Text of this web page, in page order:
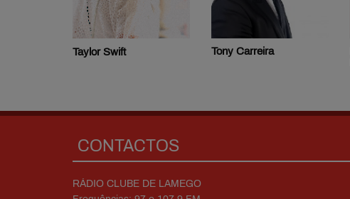
Taylor Swift Tony Carreira
CONTACTOS
RÁDIO CLUBE DE LAMEGO